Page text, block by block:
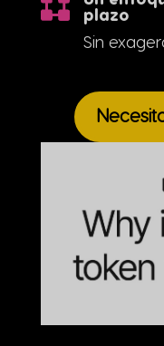
plazo
Sin